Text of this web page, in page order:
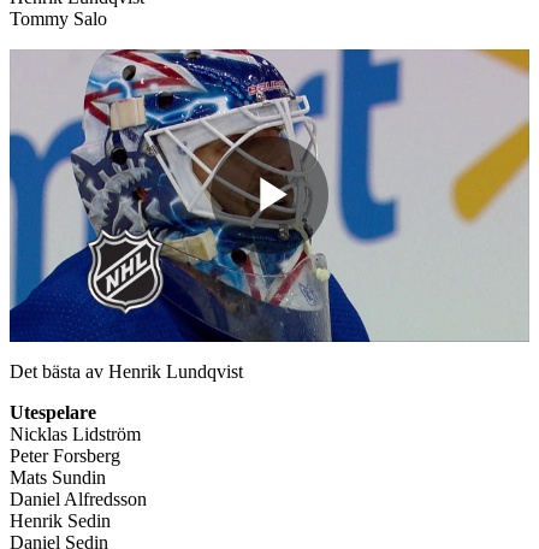
Tommy Salo
Play
Det bästa av Henrik Lundqvist
Utespelare
Nicklas Lidström
Peter Forsberg
Mats Sundin
Daniel Alfredsson
Henrik Sedin
Daniel Sedin